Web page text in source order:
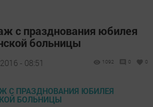
с празднования юбилея
больницы
- 08:51 1092 0 0